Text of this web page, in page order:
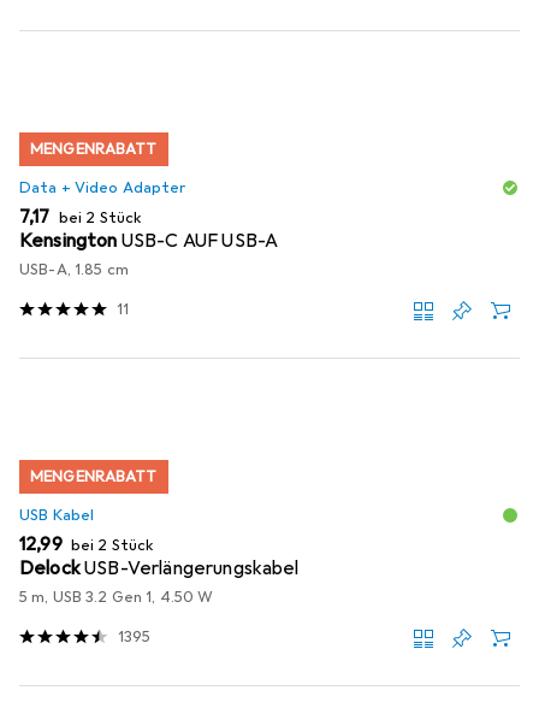
MENGENRABATT
Data + Video Adapter
EUR
7,17 bei 2 Stück
Kensington USB-C AUF USB-A
USB-A, 1.85 cm
11
MENGENRABATT
USB Kabel
EUR
12,99 bei 2 Stück
DelockUSB-Verlängerungskabel
5 m, USB 3.2 Gen 1, 4.50 W
1395